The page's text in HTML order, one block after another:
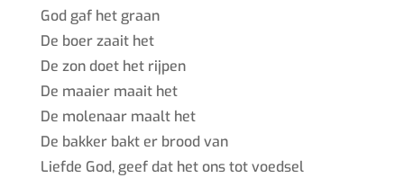
God gaf het graan
De boer zaait het
De zon doet het rijpen
De maaier maait het
De molenaar maalt het
De bakker bakt er brood van
Liefde God, geef dat het ons tot voedsel